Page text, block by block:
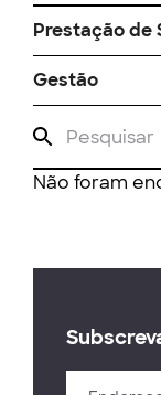
Prestação de
Gestão
Não foram